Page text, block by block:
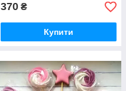
370 ₴
Купити